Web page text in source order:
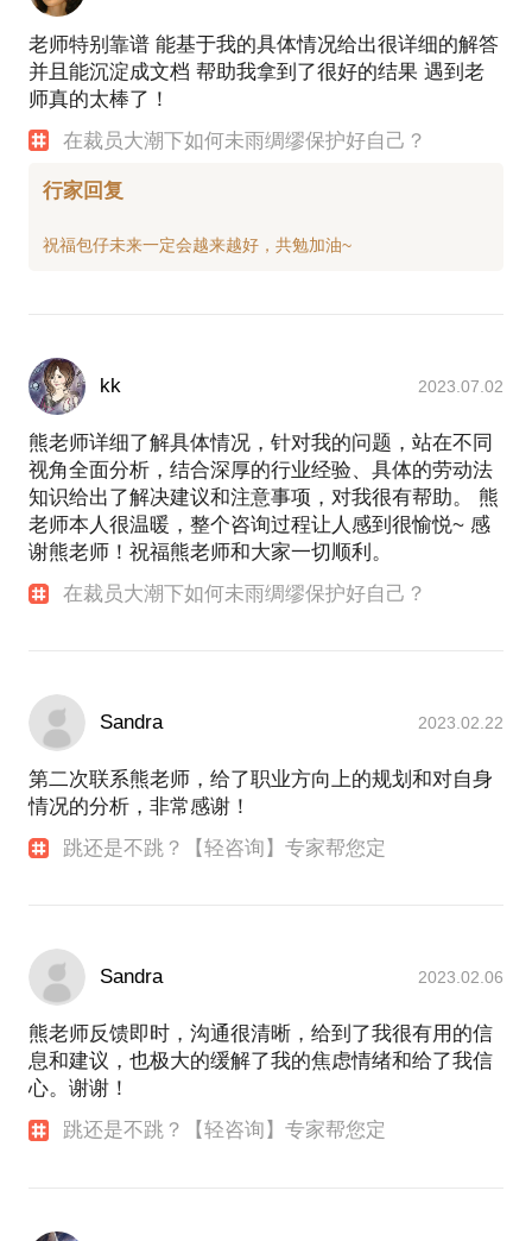
老师特别靠谱 能基于我的具体情况给出很详细的解答
并且能沉淀成文档 帮助我拿到了很好的结果 遇到老
师真的太棒了！
在裁员大潮下如何未雨绸缪保护好自己？
行家回复
kk 2023.07.02
熊老师详细了解具体情况，针对我的问题，站在不同
视角全面分析，结合深厚的行业经验、具体的劳动法
知识给出了解决建议和注意事项，对我很有帮助。 熊
老师本人很温暖，整个咨询过程让人感到很愉悦~ 感
谢熊老师！祝福熊老师和大家一切顺利。
在裁员大潮下如何未雨绸缪保护好自己？
Sandra 2023.02.22
第二次联系熊老师，给了职业方向上的规划和对自身
情况的分析，非常感谢！
跳还是不跳？【轻咨询】专家帮您定
Sandra 2023.02.06
熊老师反馈即时，沟通很清晰，给到了我很有用的信
息和建议，也极大的缓解了我的焦虑情绪和给了我信
心。谢谢！
跳还是不跳？【轻咨询】专家帮您定